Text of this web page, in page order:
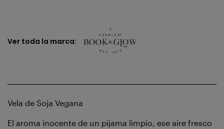
Ver toda la marca:
Vela de Soja Vegana
El aroma inocente de un pijama limpio, ese aire fresco